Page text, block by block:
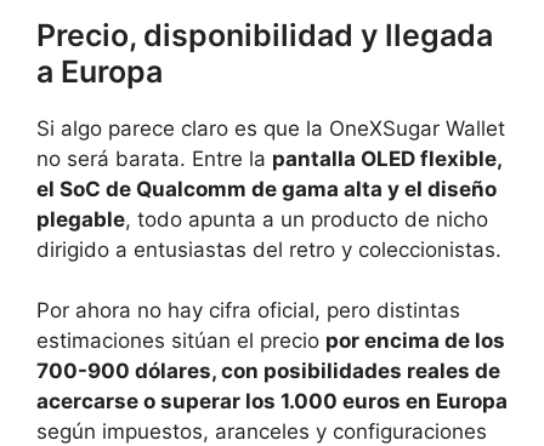
Precio, disponibilidad y llegada
a Europa
Si algo parece claro es que la OneXSugar Wallet
no será barata. Entre la pantalla OLED flexible,
el SoC de Qualcomm de gama alta y el diseño
plegable, todo apunta a un producto de nicho
dirigido a entusiastas del retro y coleccionistas.
Por ahora no hay cifra oficial, pero distintas
estimaciones sitúan el precio por encima de los
700-900 dólares, con posibilidades reales de
acercarse o superar los 1.000 euros en Europa
según impuestos, aranceles y configuraciones